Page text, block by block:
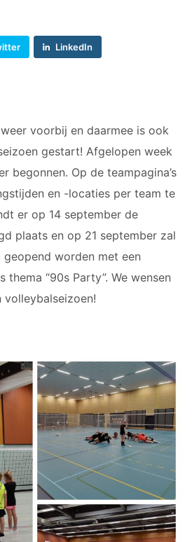
Dames 5
Dames 6
Recreanten 1
Recreanten 1
Recreanten 2
Recreanten 3
JEUGD
Meisjes A1
Meisjes A2
Meisjes B4
Mix C1
Level 2
Level 3
Level 4-1
Level 4-2
wordenLinkedIn
voorbij en daarmee is ook
gestart! Afgelopen week
begonnen. Op de teampagina’s
en -locaties per team te
er op 14 september de
plaats en op 21 september zal
worden met een
thema “90s Party”. We wensen
volleybalseizoen!